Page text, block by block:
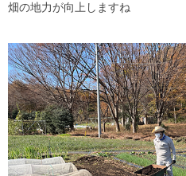
畑の地力が向上しますね